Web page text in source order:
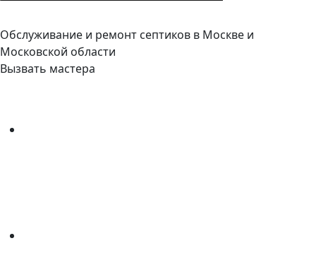
Обслуживание и ремонт септиков в Москве и
Московской области
Вызвать мастера